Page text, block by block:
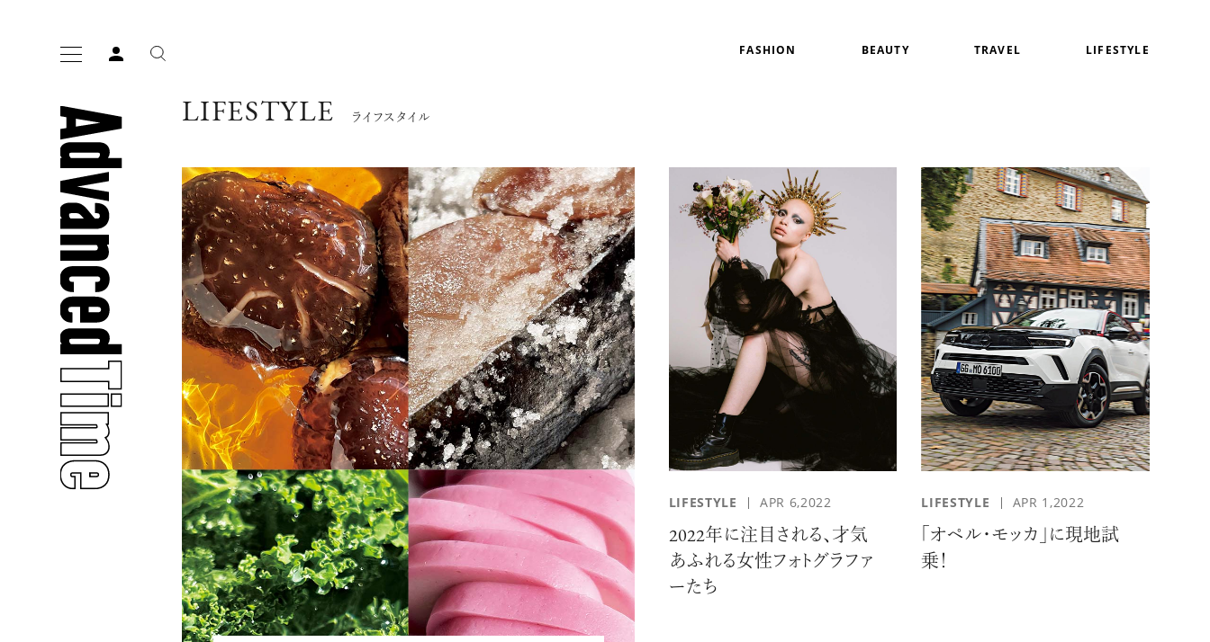
FASHION BEAUTY TRAVEL LIFESTYLE
人気の検索ワード
プレゼント リゾート インテリア 美白 アイメイク
人気のタグ
#WATCH #JEWELRY #CAR LIFE #MAKEUP #SKINCARE
LIFESTYLE ライフスタイル
LIFESTYLE APR 6,2022
2022年に注目される、才気
あふれる女性フォトグラファ
ーたち
LIFESTYLE APR 1,2022
「オペル・モッカ」に現地試
乗！